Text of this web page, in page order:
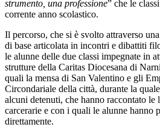
strumento, una professione” che le
corrente anno scolastico.
Il percorso, che si è svolto attraverso
di base articolata in incontri e dibattiti
le alunne delle due classi impegnate in
strutture della Caritas Diocesana di
quali la mensa di San Valentino e gli
Circondariale della città, durante la
alcuni detenuti, che hanno raccontato le
carcerarie e con i quali le alunne hanno
direttamente.